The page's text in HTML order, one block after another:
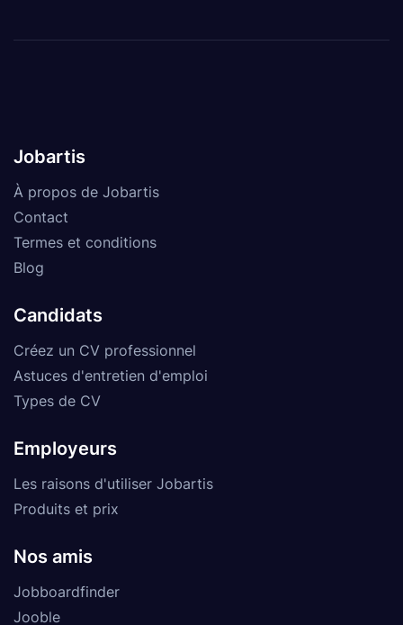
Jobartis
À propos de Jobartis
Contact
Termes et conditions
Blog
Candidats
Créez un CV professionnel
Astuces d'entretien d'emploi
Types de CV
Employeurs
Les raisons d'utiliser Jobartis
Produits et prix
Nos amis
Jobboardfinder
Jooble